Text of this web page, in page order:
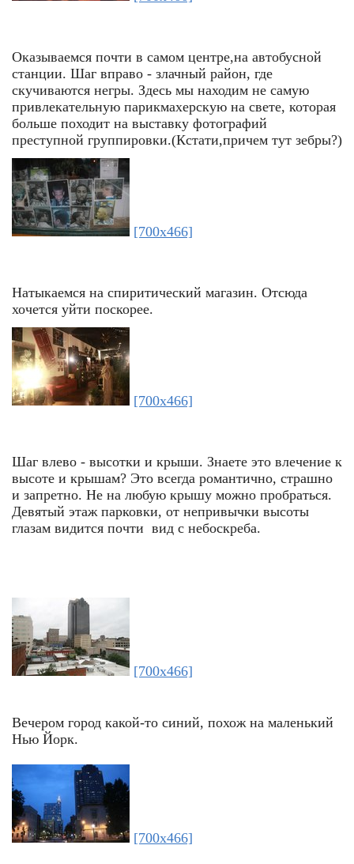
Оказываемся почти в самом центре,на автобусной
станции. Шаг вправо - злачный район, где
скучиваются негры. Здесь мы находим не самую
привлекательную парикмахерскую на свете, которая
больше походит на выставку фотографий
преступной группировки.(Кстати,причем тут зебры?)
[700x466]
Натыкаемся на спиритический магазин. Отсюда
хочется уйти поскорее.
[700x466]
Шаг влево - высотки и крыши. Знаете это влечение к
высоте и крышам? Это всегда романтично, страшно
и запретно. Не на любую крышу можно пробраться.
Девятый этаж парковки, от непривычки высоты
глазам видится почти вид с небоскреба.
[700x466]
Вечером город какой-то синий, похож на маленький
Нью Йорк.
[700x466]